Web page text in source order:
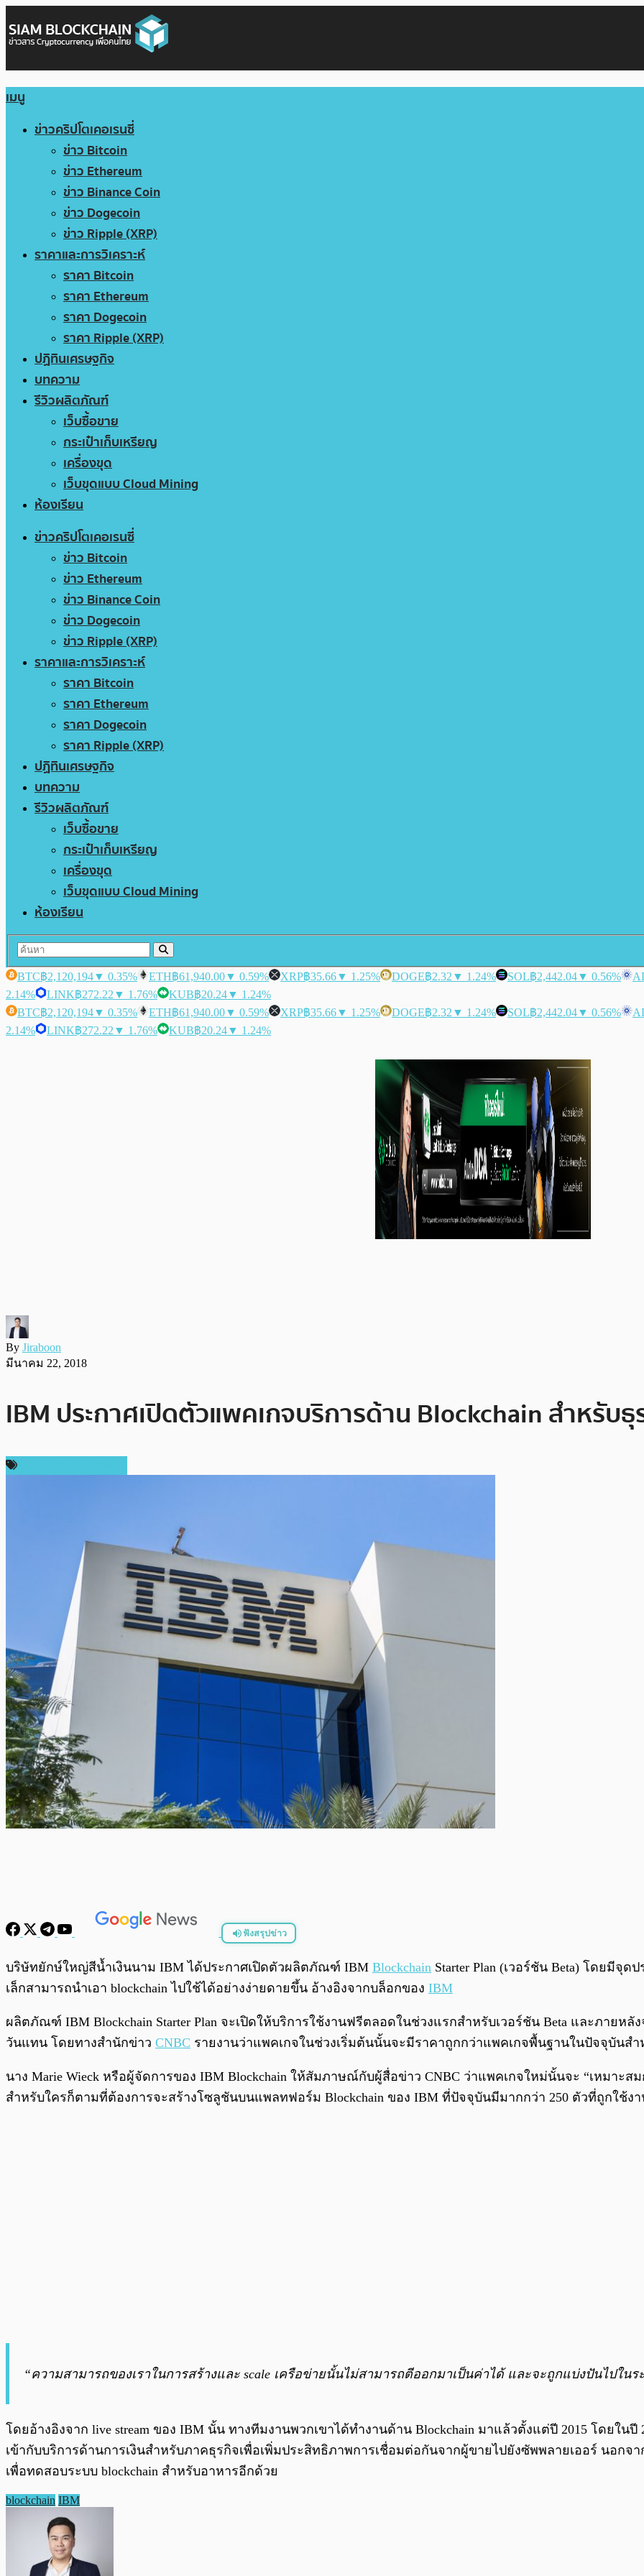
เมนู
ข่าวคริปโตเคอเรนซี่
ข่าว Bitcoin
ข่าว Ethereum
ข่าว Binance Coin
ข่าว Dogecoin
ข่าว Ripple (XRP)
ราคาและการวิเคราะห์
ราคา Bitcoin
ราคา Ethereum
ราคา Dogecoin
ราคา Ripple (XRP)
ปฏิทินเศรษฐกิจ
บทความ
รีวิวผลิตภัณฑ์
เว็บซื้อขาย
กระเป๋าเก็บเหรียญ
เครื่องขุด
เว็บขุดแบบ Cloud Mining
ห้องเรียน
ข่าวคริปโตเคอเรนซี่
ข่าว Bitcoin
ข่าว Ethereum
ข่าว Binance Coin
ข่าว Dogecoin
ข่าว Ripple (XRP)
ราคาและการวิเคราะห์
ราคา Bitcoin
ราคา Ethereum
ราคา Dogecoin
ราคา Ripple (XRP)
ปฏิทินเศรษฐกิจ
บทความ
รีวิวผลิตภัณฑ์
เว็บซื้อขาย
กระเป๋าเก็บเหรียญ
เครื่องขุด
เว็บขุดแบบ Cloud Mining
ห้องเรียน
BTC฿2,120,194▼ 0.35% ETH฿61,940.00▼ 0.59% XRP฿35.66▼ 1.25% DOGE฿2.32 ▼ 1.24% SOL฿2,442.04▼ 0.56%
2.14%
LINK฿272.22 ▼ 1.76% KUB฿20.24▼ 1.24%
BTC฿2,120,194▼ 0.35% ETH฿61,940.00▼ 0.59% XRP฿35.66▼ 1.25% DOGE฿2.32 ▼ 1.24% SOL฿2,442.04▼ 0.56%
2.14%
LINK฿272.22 ▼ 1.76% KUB฿20.24▼ 1.24%
By Jiraboon
มีนาคม 22, 2018
IBM ประกาศเปิดตัวแพคเกจบริการด้าน Blockchain สำหรับ
ฟังสรุปข่าว
พร้อมเล่น
บริษัทยักษ์ใหญ่สีน้ำเงินนาม IBM ได้ประกาศเปิดตัวผลิตภัณฑ์ IBM Blockchain Starter Plan (เวอร์ชัน Beta) โดยมีจุ
เล็กสามารถนำเอา blockchain ไปใช้ได้อย่างง่ายดายขึ้น อ้างอิงจากบล็อกของ IBM
ผลิตภัณฑ์ IBM Blockchain Starter Plan จะเปิดให้บริการใช้งานฟรีตลอดในช่วงแรกสำหรับเวอร์ชัน Beta และภายห
วันแทน โดยทางสำนักข่าว CNBC รายงานว่าแพคเกจในช่วงเริ่มต้นนั้นจะมีราคาถูกกว่าแพคเกจพื้นฐานในปัจจุบันสำ
นาง Marie Wieck หรือผู้จัดการของ IBM Blockchain ให้สัมภาษณ์กับผู้สื่อข่าว CNBC ว่าแพคเกจใหม่นั้นจะ “เหมา
สำหรับใครก็ตามที่ต้องการจะสร้างโซลูชันบนแพลทฟอร์ม Blockchain ของ IBM ที่ปัจจุบันมีมากกว่า 250 ตัวที่ถูกใช้ง
“ความสามารถของเราในการสร้างและ scale เครือข่ายนั้นไม่สามารถตีออกมาเป็นค่าได้ และจะถูกแบ่งปันไปในระ
โดยอ้างอิงจาก live stream ของ IBM นั้น ทางทีมงานพวกเขาได้ทำงานด้าน Blockchain มาแล้วตั้งแต่ปี 2015 โดยในปี
เข้ากับบริการด้านการเงินสำหรับภาคธุรกิจเพื่อเพิ่มประสิทธิภาพการเชื่อมต่อกันจากผู้ขายไปยังซัพพลายเออร์ นอกจ
เพื่อทดสอบระบบ blockchain สำหรับอาหารอีกด้วย
blockchain IBM